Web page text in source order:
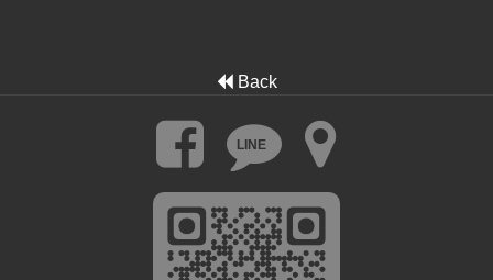
Back
LINE